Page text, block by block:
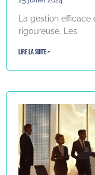
La gestion efficace
rigoureuse. Les
Lire la suite »